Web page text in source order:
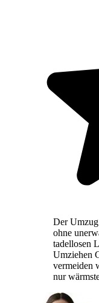
Der
ohne
tadellosen
Umziehen
vermeiden
nur